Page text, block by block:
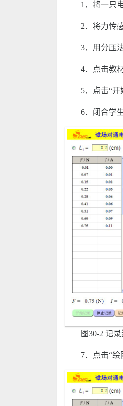
1．将一只
2．将力传
3．用分压
4．点击教
5．点击“开
6．闭合学
图30-2 记录
7．点击“